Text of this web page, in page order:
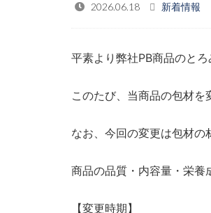
2026.06.18 新着情報
平素より弊社PB商品のと
このたび、当商品の包材を
なお、今回の変更は包材の
商品の品質・内容量・栄養
【変更時期】